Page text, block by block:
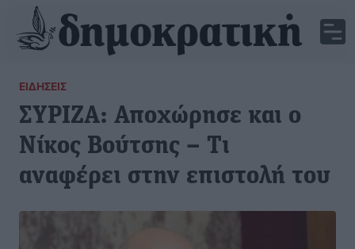
ΕΙΔΉΣΕΙΣ
ΣΥΡΙΖΑ: Αποχώρησε και ο
Νίκος Βούτσης – Τι
αναφέρει στην επιστολή του